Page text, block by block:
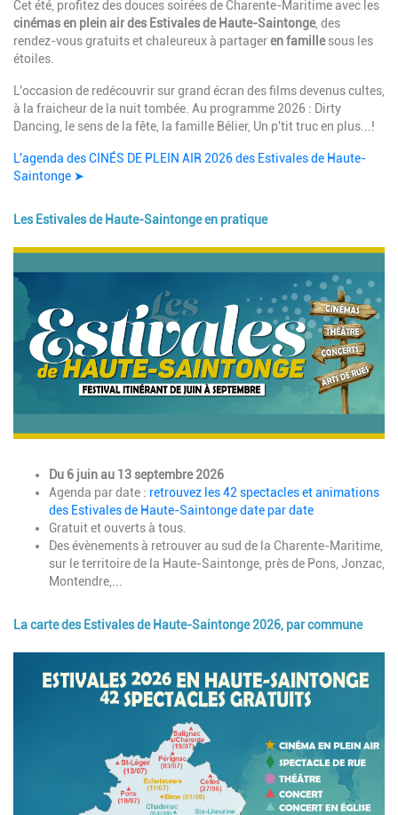
Description
Cet été, profitez des douces soirées de Charente-Maritime avec les
cinémas en plein air des Estivales de Haute-Saintonge, des
rendez-vous gratuits et chaleureux à partageren famillesous les
étoiles.
L'occasion de redécouvrir sur grand écran des films devenus cultes,
à la fraicheur de la nuit tombée. Au programme 2026 : Dirty
Dancing, le sens de la fête, la famille Bélier, Un p'tit truc en plus...!
L'agenda des CINÉS DE PLEIN AIR 2026 des Estivales de Haute-
Saintonge ➤
Les Estivales de Haute-Saintonge en pratique
Image
DescriptionDu 6 juin au 13 septembre 2026
Agenda par date : retrouvez les 42 spectacles et animations
des Estivales de Haute-Saintonge date par date
Gratuit et ouverts à tous.
Des évènements à retrouver au sud de la Charente-Maritime,
sur le territoire de la Haute-Saintonge, près de Pons, Jonzac,
Montendre,...
La carte des Estivales de Haute-Saintonge 2026, par commune